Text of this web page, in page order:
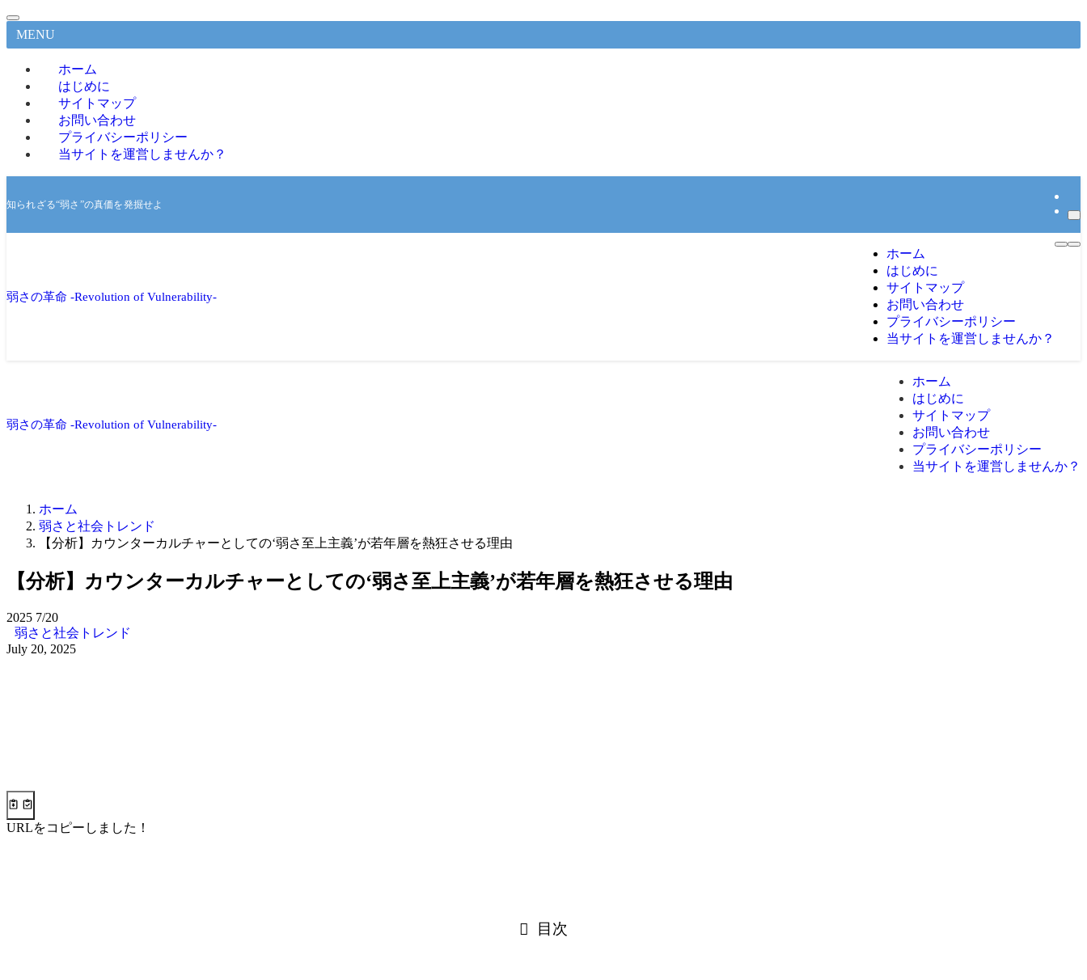
MENU
ホーム
はじめに
サイトマップ
お問い合わせ
プライバシーポリシー
当サイトを運営しませんか？
知られざる“弱さ”の真価を発掘せよ
弱さの革命 -Revolution of Vulnerability-
ホーム
はじめに
サイトマップ
お問い合わせ
プライバシーポリシー
当サイトを運営しませんか？
弱さの革命 -Revolution of Vulnerability-
ホーム
はじめに
サイトマップ
お問い合わせ
プライバシーポリシー
当サイトを運営しませんか？
ホーム
弱さと社会トレンド
【分析】カウンターカルチャーとしての‘弱さ至上主義’が若年層を熱狂させる理由
【分析】カウンターカルチャーとしての‘弱さ至上主義’が若年層を熱狂させる理由
2025 7/20
弱さと社会トレンド
July 20, 2025
URLをコピーしました！
目次